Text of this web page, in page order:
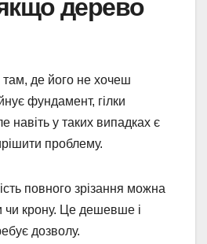
дерево
там, де його не хочеш
фундамент, гілки
навіть у таких випадках є
проблему.
повного зрізання можна
чи крону. Це дешевше і
дозволу.